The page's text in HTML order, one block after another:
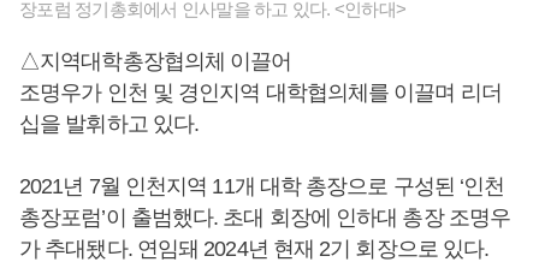
장포럼 정기총회에서 인사말을 하고 있다. <인하대>
△지역대학총장협의체 이끌어
조명우가 인천 및 경인지역 대학협의체를 이끌며 리더
십을 발휘하고 있다.
2021년 7월 인천지역 11개 대학 총장으로 구성된 ‘인천
총장포럼’이 출범했다. 초대 회장에 인하대 총장 조명우
가 추대됐다. 연임돼 2024년 현재 2기 회장으로 있다.